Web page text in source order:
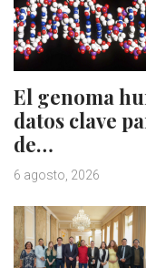
El genoma
datos clave
de…
6 agosto, 2026